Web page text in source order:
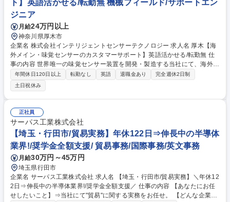
事務経験者/安定経営のグローバル商社/月残業少な目でWLB◎
ト】英語活かせる/転勤無 機械フィールド/サポートエン
ジニア
月給24万円以上
神奈川県厚木市
企業名 株式会社インテリジェントセンサーテクノロジー 求人名 厚木【海
外メイン・味覚センサーのカスタマーサポート】英語活かせる/転勤無 仕
事の内容 世界唯一の味覚センサー装置を開発・製造する当社にて、海外顧
客向けに装置に関する問い合わせ対応および製品企画提案をお任せしま
す。 必要に応じて海外総代理店や現地代理店の担当者と同行し、お客様へ
の対応を行います。 【担当】海外の製薬会社や食品メーカー 【業務詳
細】■測定データの活用方法や技術対応 ■製品企画提案 ■ラボ内でのサンプ
ル測定 ■測定プロトコルの確認・報告書まとめ ◇顧客活用例：https://ww
w.insent.co.jp/articles ※1～2か月に1回の海外出張（平均7～10日）が発
生します。 募集職種 厚木【海外メイン・味覚センサーのカスタマーサポ
ート】英語活かせる/転勤無
年間休日120日以上 転勤なし 英語 退職金あり
完全週休2日制
土日祝休み
正社員
サーパス工業株式会社
【埼玉・行田市/貿易実務】年休122日⇒伸長中の半導体
業界!/奨学金全額支援/ 貿易事務/国際事務/英文事務
月給30万円～45万円
埼玉県行田市
企業名 サーパス工業株式会社 求人名 【埼玉・行田市/貿易実務】＼年休12
2日⇒伸長中の半導体業界!/奨学金全額支援／ 仕事の内容 【あなたにお任
せしたいこと】⇒当社にて"貿易"に関する実務をお任せ。 【どんな企業が